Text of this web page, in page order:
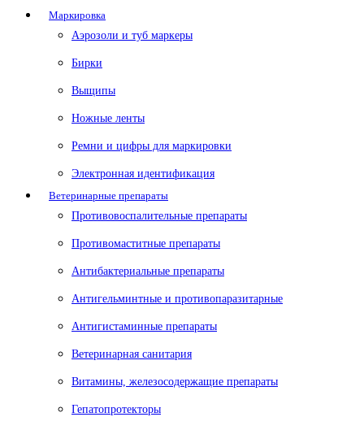
Маркировка
Аэрозоли и туб маркеры
Бирки
Выщипы
Ножные ленты
Ремни и цифры для маркировки
Электронная идентификация
Ветеринарные препараты
Противовоспалительные препараты
Противомаститные препараты
Антибактериальные препараты
Антигельминтные и противопаразитарные
Антигистаминные препараты
Ветеринарная санитария
Витамины, железосодержащие препараты
Гепатопротекторы